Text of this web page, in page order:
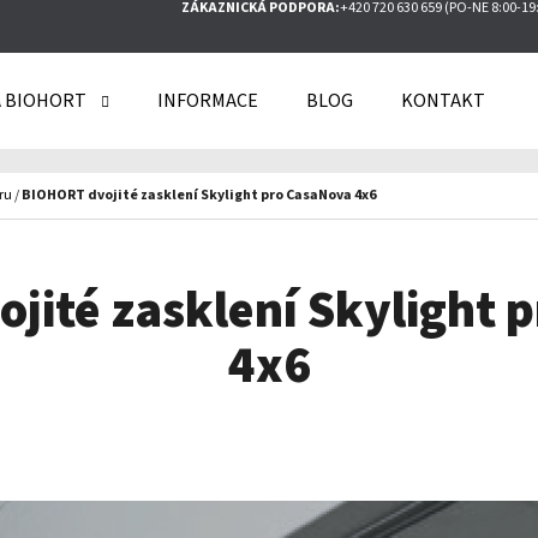
ZÁKAZNICKÁ PODPORA:+420 720 630 659 (PO-NE 8:00-
BIOHORT INFORMACE BLOG KONTAKT
/BIOHORT dvojité zasklení Skylight pro CasaNova 4x6
zasklení Skylight
4x6
DOPORUČUJEME